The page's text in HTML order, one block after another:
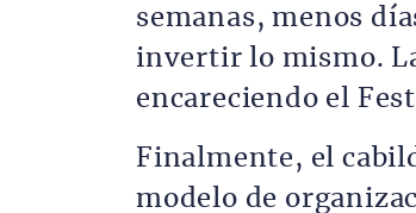
semanas, menos
invertir lo mismo.
encareciendo el
Finalmente, el
modelo de